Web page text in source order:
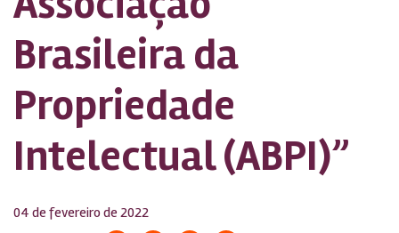
Brasileira da
Propriedade
Intelectual (ABPI)”
04 de fevereiro de 2022